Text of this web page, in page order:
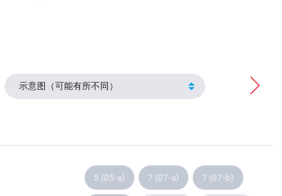
5 (05-a) 7 (07-a) 7 (07-b)